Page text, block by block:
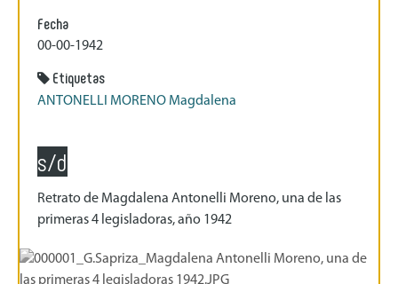
Fecha
00-00-1942
Etiquetas
ANTONELLI MORENO Magdalena
s/d
Retrato de Magdalena Antonelli Moreno, una de las
primeras 4 legisladoras, año 1942